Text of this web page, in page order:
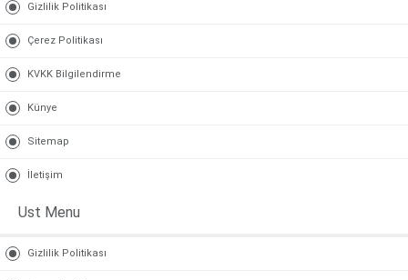
Gizlilik Politikası
Çerez Politikası
KVKK Bilgilendirme
Künye
Sitemap
İletişim
Ust Menu
Gizlilik Politikası